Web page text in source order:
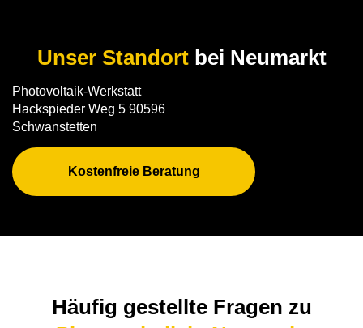
Unser Standortbei Neumarkt
Photovoltaik-Werkstatt
Hackspieder Weg 5 90596
Schwanstetten
Kostenfreie Beratung
Häufig gestellte Fragen zu